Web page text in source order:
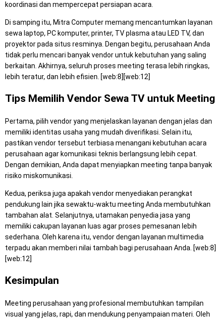
koordinasi dan mempercepat persiapan acara.
Di samping itu, Mitra Computer memang mencantumkan layanan
sewa laptop, PC komputer, printer, TV plasma atau LED TV, dan
proyektor pada situs resminya. Dengan begitu, perusahaan Anda
tidak perlu mencari banyak vendor untuk kebutuhan yang saling
berkaitan. Akhirnya, seluruh proses meeting terasa lebih ringkas,
lebih teratur, dan lebih efisien. [web:8][web:12]
Tips Memilih Vendor Sewa TV untuk Meeting
Pertama, pilih vendor yang menjelaskan layanan dengan jelas dan
memiliki identitas usaha yang mudah diverifikasi. Selain itu,
pastikan vendor tersebut terbiasa menangani kebutuhan acara
perusahaan agar komunikasi teknis berlangsung lebih cepat.
Dengan demikian, Anda dapat menyiapkan meeting tanpa banyak
risiko miskomunikasi.
Kedua, periksa juga apakah vendor menyediakan perangkat
pendukung lain jika sewaktu-waktu meeting Anda membutuhkan
tambahan alat. Selanjutnya, utamakan penyedia jasa yang
memiliki cakupan layanan luas agar proses pemesanan lebih
sederhana. Oleh karena itu, vendor dengan layanan multimedia
terpadu akan memberi nilai tambah bagi perusahaan Anda. [web:8]
[web:12]
Kesimpulan
Meeting perusahaan yang profesional membutuhkan tampilan
visual yang jelas, rapi, dan mendukung penyampaian materi. Oleh